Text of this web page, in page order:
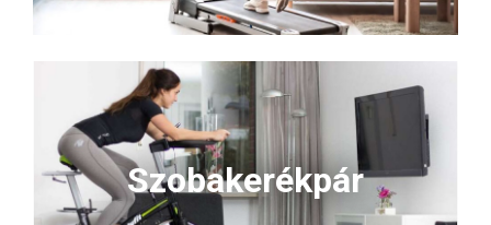
Szobakerékpár